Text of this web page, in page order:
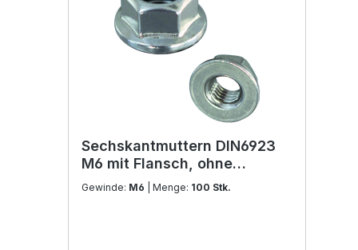
Sechskantmuttern DIN6923
M6 mit Flansch, ohne
Sperrverzahnung Edelstahl
Gewinde: M6 | Menge: 100 Stk.